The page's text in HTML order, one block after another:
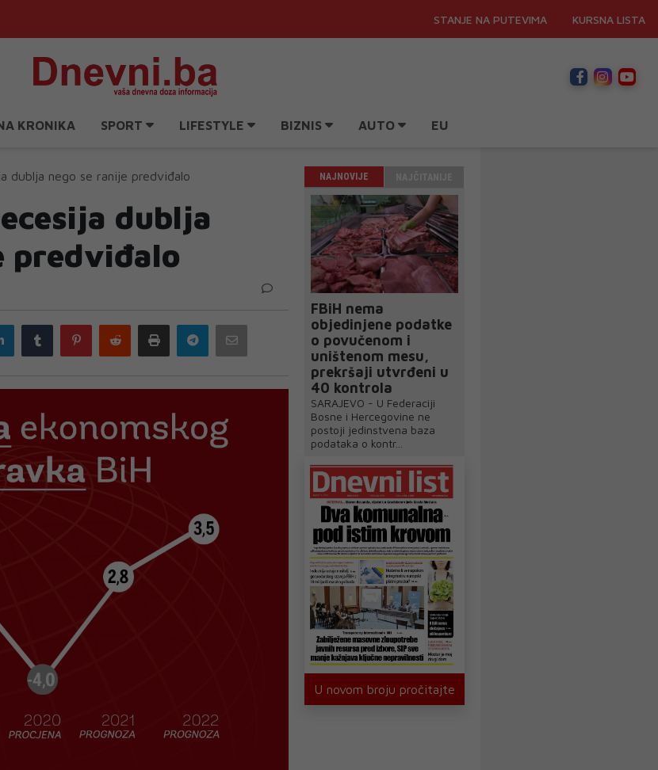
STANJE NA PUTEVIMA KURSNA LISTA
KRONIKA SPORT LIFESTYLE BIZNIS AUTO EU
dublja nego se ranije predviđalo
dublja
predviđalo
LinkedIn Tumblr PinterestReddit Print Telegram
NAJNOVIJE
FBiH nema
objedinjene podatke
o povučenom i
uništenom mesu,
prekršaji utvrđeni u
40 kontrola
SARAJEVO - U Federaciji
Bosne i Hercegovine ne
postoji jedinstvena baza
podataka o kontr...
U novom broju pročitajte